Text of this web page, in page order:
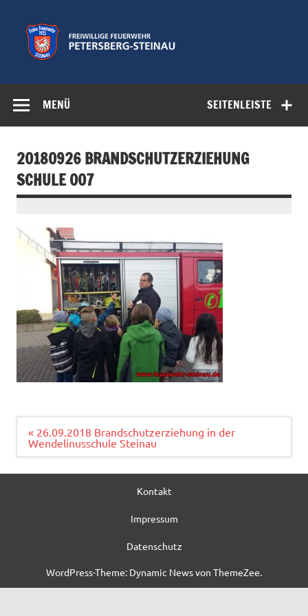
springen
Feuerwehr
Petersberg-
SEITENLEISTE
MENÜ
20180926 BRANDSCHUTZERZIEHUNG
SCHULE 007
Beitragsnavigation
« 26.09.2018 Brandschutzerziehung in der
Wendelinusschule Steinau
Kontakt
Impressum
Datenschutz
WordPress-Theme: Dynamic News von ThemeZee.